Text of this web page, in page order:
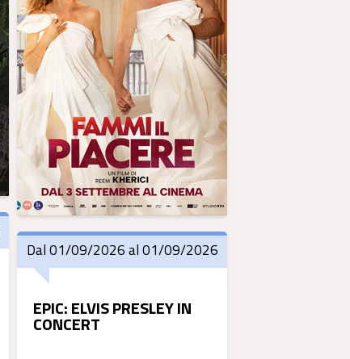
Dal 01/09/2026 al 01/09/2026
EPIC: ELVIS PRESLEY IN
CONCERT